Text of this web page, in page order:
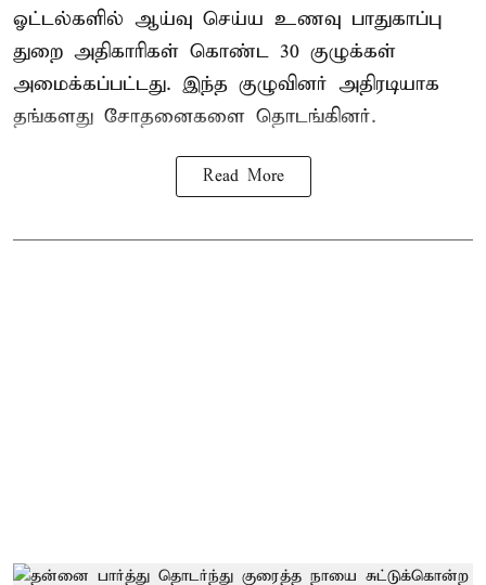
ஓட்டல்களில் ஆய்வு செய்ய உணவு பாதுகாப்பு
துறை அதிகாரிகள் கொண்ட 30 குழுக்கள்
அமைக்கப்பட்டது. இந்த குழுவினர் அதிரடியாக
தங்களது சோதனைகளை தொடங்கினர்.
Read More